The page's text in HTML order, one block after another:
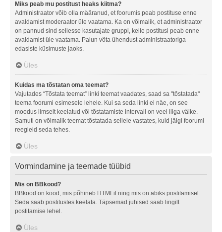
Miks peab mu postitust heaks kiitma?
Administraator võib olla määranud, et foorumis peab postituse enne
avaldamist moderaator üle vaatama. Ka on võimalik, et administraator
on pannud sind sellesse kasutajate gruppi, kelle postitusi peab enne
avaldamist üle vaatama. Palun võta ühendust administraatoriga
edasiste küsimuste jaoks.
Üles
Kuidas ma tõstatan oma teemat?
Vajutades “Tõstata teemat” linki teemat vaadates, saad sa "tõstatada"
teema foorumi esimesele lehele. Kui sa seda linki ei näe, on see
moodus ilmselt keelatud või tõstatamiste intervall on veel liiga väike.
Samuti on võimalik teemat tõstatada sellele vastates, kuid jälgi foorumi
reegleid seda tehes.
Üles
Vormindamine ja teemade tüübid
Mis on BBkood?
BBkood on kood, mis põhineb HTMLil ning mis on abiks postitamisel.
Seda saab postitustes keelata. Täpsemad juhised saab lingilt
postitamise lehel.
Üles